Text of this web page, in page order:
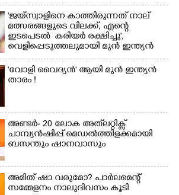
'ജയ്സ്വാളിനെ കാത്തിരുന്നത് നാല്
മത്സരങ്ങളുടെ വിലക്ക്, എന്റെ
ഇടപെടൽ കരിയർ രക്ഷിച്ചു',​
വെളിപ്പെടുത്തലുമായി മുൻ ഇന്ത്യൻ
ക്യാപ്‌ടൻ
'വോളി വൈദ്യൻ' ആയി മുൻ ഇന്ത്യൻ
താരം !
അണ്ടർ- 20 ലോക അത്‌ലറ്റിക്സ്
ചാമ്പ്യൻഷിപ്പ് മെഡൽത്തിളക്കമായി
ബസന്തും ഷാനവാസും
അമിത് ഷാ വരുമോ?​ പാർലമെന്റ്
സമ്മേളനം നാലുദിവസം കൂടി